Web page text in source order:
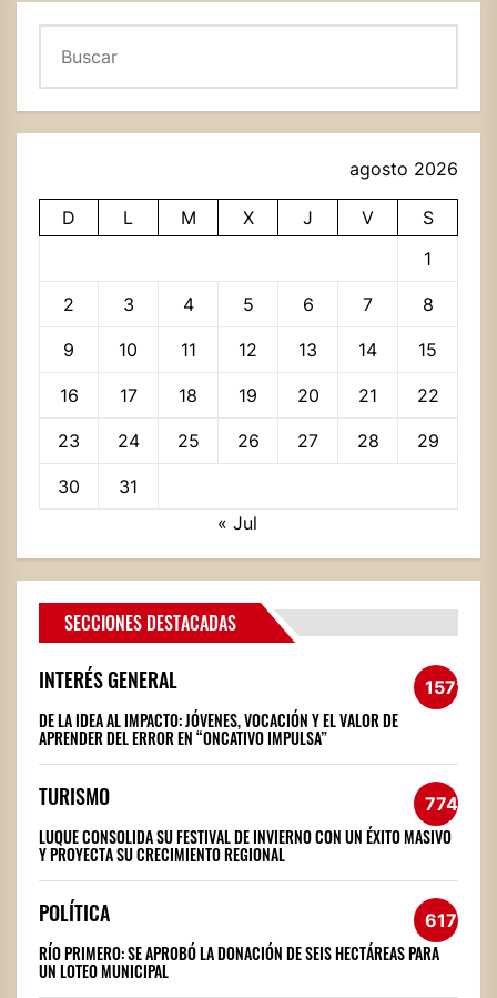
agosto 2026
D L M X J V
S
1
2 3 4 5 6 7 8
9 10 11 12 13 14 15
16 17 18 19 20 21 22
23 24 25 26 27 28 29
30
31
« Jul
SECCIONES DESTACADAS
INTERÉS GENERAL 1572
DE LA IDEA AL IMPACTO: JÓVENES, VOCACIÓN Y EL VALOR DE
APRENDER DEL ERROR EN “ONCATIVO IMPULSA”
TURISMO 774
LUQUE CONSOLIDA SU FESTIVAL DE INVIERNO CON UN ÉXITO MASIVO
Y PROYECTA SU CRECIMIENTO REGIONAL
POLÍTICA 617
RÍO PRIMERO: SE APROBÓ LA DONACIÓN DE SEIS HECTÁREAS PARA
UN LOTEO MUNICIPAL